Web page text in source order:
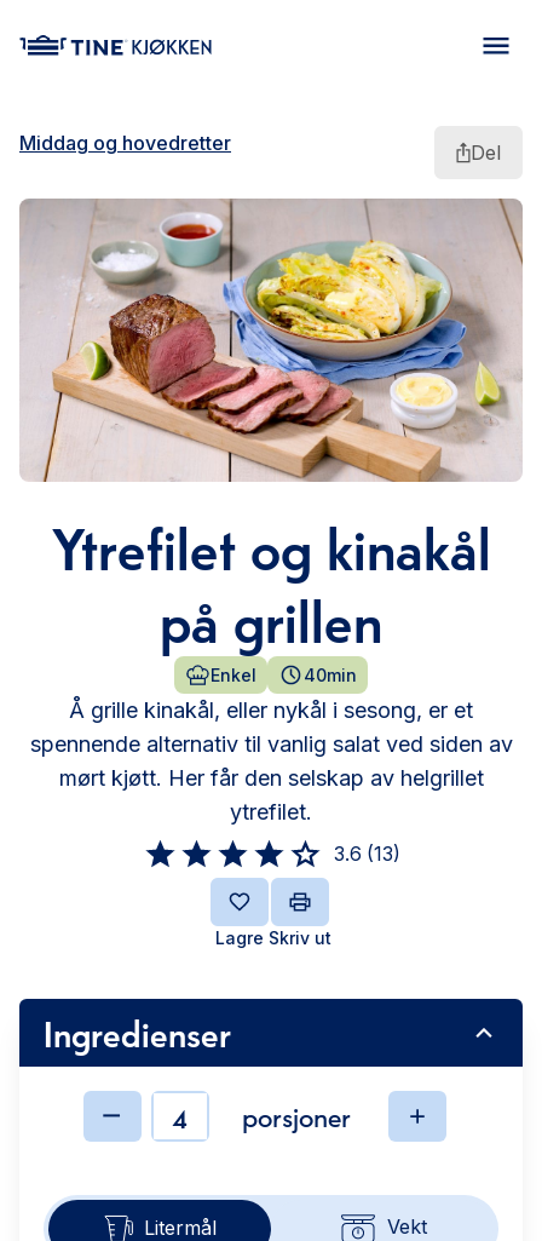
Middag og hovedretter Del
Ytrefilet og kinakål
på grillen
Enkel 40min
Å grille kinakål, eller nykål i sesong, er et
spennende alternativ til vanlig salat ved siden av
mørt kjøtt. Her får den selskap av helgrillet
ytrefilet.
3.6 (13)
Lagre Skriv ut
Ingredienser
Ingredienserporsjoner
Litermål Vekt